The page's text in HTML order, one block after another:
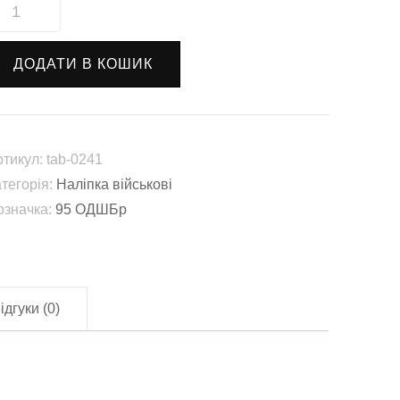
ДОДАТИ В КОШИК
tab-0241
Наліпка військові
95 ОДШБр
(0)